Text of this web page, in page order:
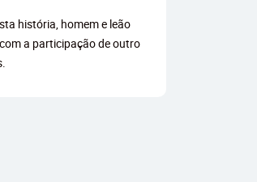
história, homem e leão
a participação de outro